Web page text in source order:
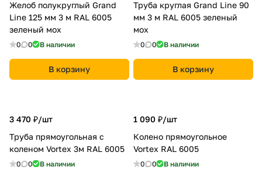
Желоб полукруглый Grand
Line 125 мм 3 м RAL 6005
зеленый мох
0 0 В наличии
В корзину
Труба круглая Grand Line 90
мм 3 м RAL 6005 зеленый
мох
0 0 В наличии
В корзину
3 470 ₽/шт
Труба прямоугольная с
коленом Vortex 3м RAL 6005
0 0 В наличии
1 090 ₽/шт
Колено прямоугольное
Vortex RAL 6005
0 0 В наличии